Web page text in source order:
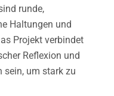
runde,
Haltungen und
Projekt verbindet
Reflexion und
sein, um stark zu